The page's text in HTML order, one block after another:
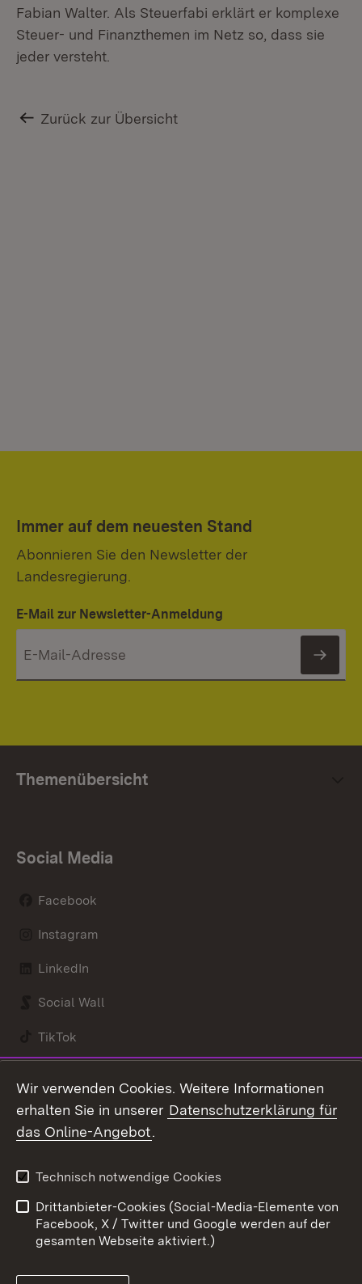
Fabian Walter. Als Steuerfabi erklärt er komplexe
Steuer- und Finanzthemen im Netz so, dass sie
jeder versteht.
Zurück zur Übersicht
Immer auf dem neuesten Stand
Abonnieren Sie den Newsletter der
Landesregierung.
E-Mail zur Newsletter-Anmeldung
Themenübersicht
Social Media
Facebook
Instagram
LinkedIn
Social Wall
TikTok
Kontakt
Barrierefreiheit
Impressum
Cookies
Wir verwenden Cookies. Weitere Informationen
erhalten Sie in unserer Datenschutzerklärung für
das Online-Angebot.
Technisch notwendige Cookies
Drittanbieter-Cookies (Social-Media-Elemente von
Facebook, X / Twitter und Google werden auf der
gesamten Webseite aktiviert.)